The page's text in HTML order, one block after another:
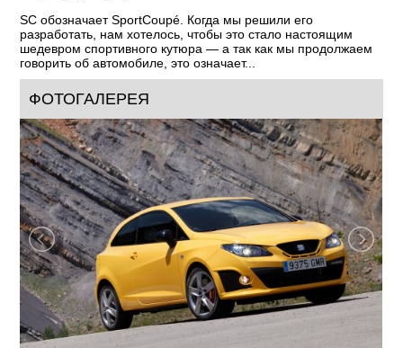
SC обозначает SportCoupé. Когда мы решили его
разработать, нам хотелось, чтобы это стало настоящим
шедевром спортивного кутюра — а так как мы продолжаем
говорить об автомобиле, это означает...
ФОТОГАЛЕРЕЯ